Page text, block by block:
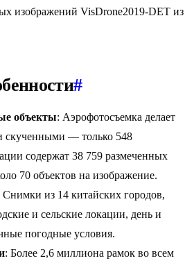
изображений VisDrone2019-DET из
#
объекты: Аэрофотосъемка делает
скученными — только 548
содержат 38 759 размеченных
70 объектов на изображение.
Снимки из 14 китайских городов,
и сельские локации, день и
погодные условия.
: Более 2,6 миллиона рамок во всем